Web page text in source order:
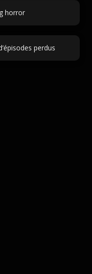
horror
perdus